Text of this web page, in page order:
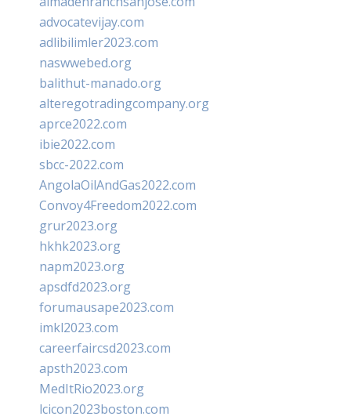
advocatevijay.com
adlibilimler2023.com
naswwebed.org
balithut-manado.org
alteregotradingcompany.org
aprce2022.com
ibie2022.com
sbcc-2022.com
AngolaOilAndGas2022.com
Convoy4Freedom2022.com
grur2023.org
hkhk2023.org
napm2023.org
apsdfd2023.org
forumausape2023.com
imkl2023.com
careerfaircsd2023.com
apsth2023.com
MedItRio2023.org
lcicon2023boston.com